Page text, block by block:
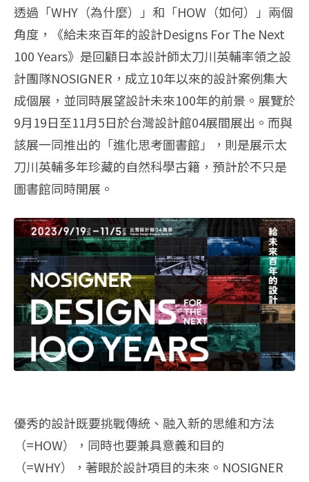
透過「WHY（為什麼）」和「HOW（如何）」兩個
角度，《給未來百年的設計Designs For The Next
100 Years》是回顧日本設計師太刀川英輔率領之設
計團隊NOSIGNER，成立10年以來的設計案例集大
成個展，並同時展望設計未來100年的前景。展覽於
9月19日至11月5日於台灣設計館04展間展出。而與
該展一同推出的「進化思考圖書館」，則是展示太
刀川英輔多年珍藏的自然科學古籍，預計於不只是
圖書館同時開展。
優秀的設計既要挑戰傳統、融入新的思維和方法
（=HOW），同時也要兼具意義和目的
（=WHY），著眼於設計項目的未來。NOSIGNER